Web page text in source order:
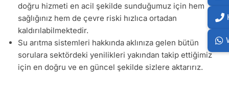
doğru hizmeti en acil şekilde sunduğumuz için hem
sağlığınız hem de çevre riski hızlıca ortadan
kaldırılabilmektedir.
Su arıtma sistemleri hakkında aklınıza gelen bütün
sorulara sektördeki yenilikleri yakından takip ettiğimiz
için en doğru ve en güncel şekilde sizlere aktarırız.